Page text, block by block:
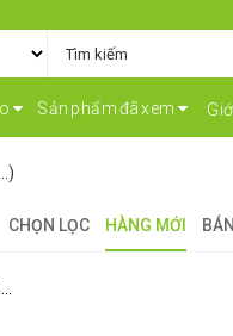
Sản phẩm đã xem
CHỌN LỌC HÀNG MỚI